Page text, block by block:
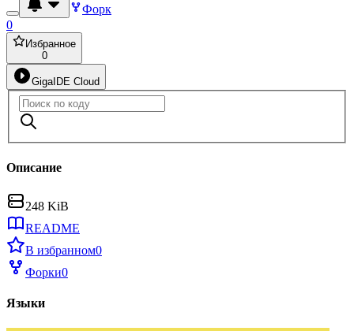
Форк
0
Избранное
0
GigaIDE Cloud
Описание
248 KiB
README
В избранном0
Форки0
Языки